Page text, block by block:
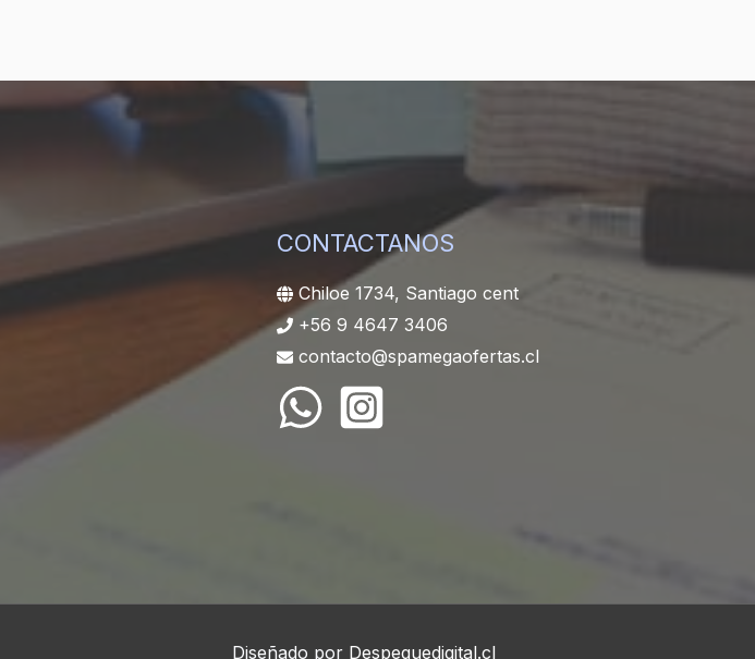
CONTACTANOS
Chiloe 1734, Santiago cent
+56 9 4647 3406
contacto@spamegaofertas.cl
Diseñado por Despeguedigital.cl